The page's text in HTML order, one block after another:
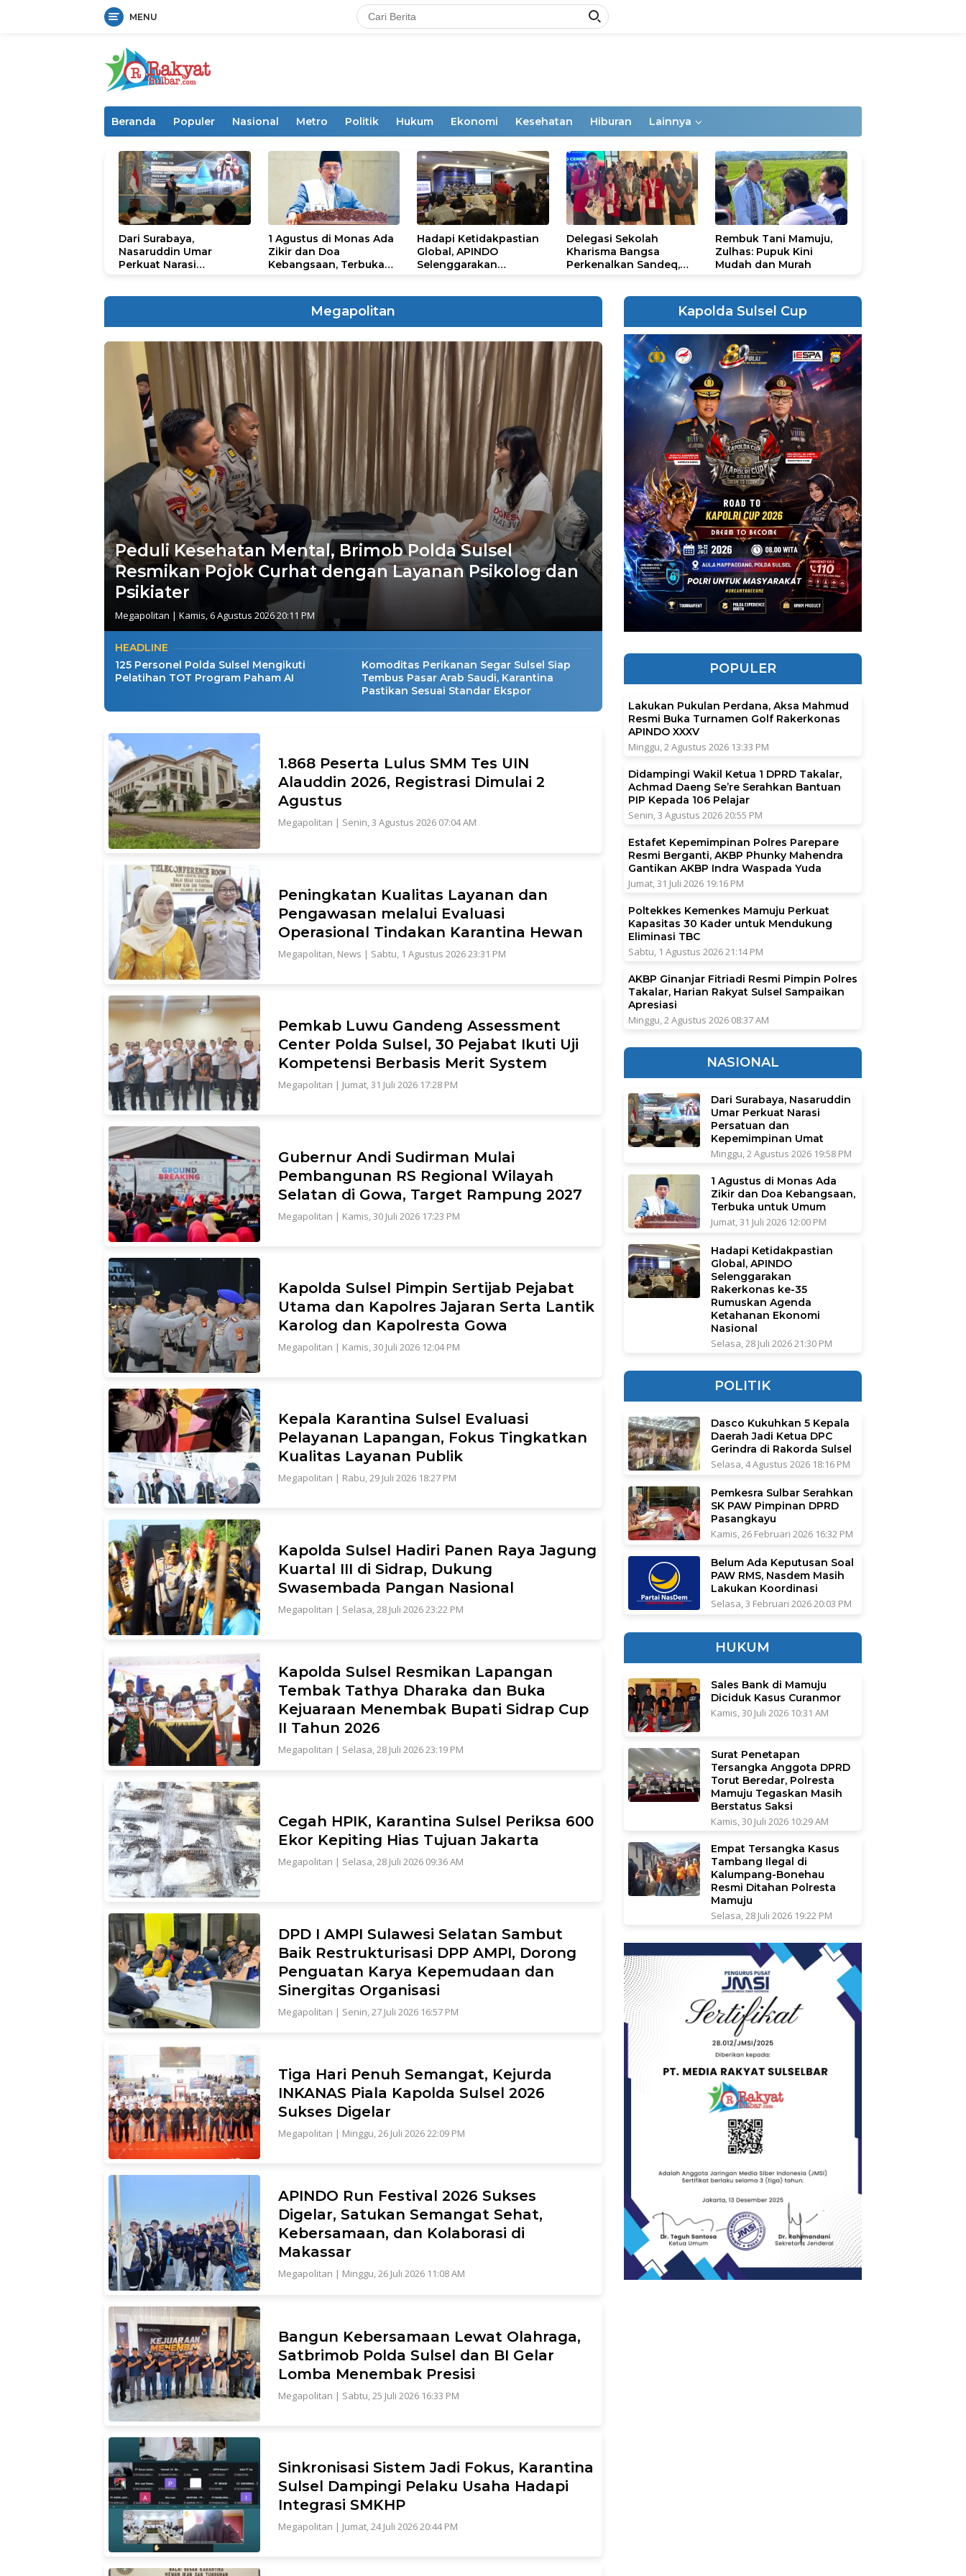
MENU
Beranda Populer Nasional Metro Politik Hukum Ekonomi Kesehatan Hiburan Lainnya
Dari Surabaya,
Nasaruddin Umar
Perkuat Narasi
1 Agustus di Monas Ada
Zikir dan Doa
Kebangsaan, Terbuka
Hadapi Ketidakpastian
Global, APINDO
Selenggarakan
Delegasi Sekolah
Kharisma Bangsa
Perkenalkan Sandeq,
STEAM Olympiad 2026
Rembuk Tani Mamuju,
Zulhas: Pupuk Kini
Mudah dan Murah
Megapolitan
Peduli Kesehatan Mental, Brimob Polda Sulsel
Resmikan Pojok Curhat dengan Layanan Psikolog dan
Psikiater
Megapolitan | Kamis, 6 Agustus 2026 20:11 PM
HEADLINE
125 Personel Polda Sulsel Mengikuti
Pelatihan TOT Program Paham AI
Komoditas Perikanan Segar Sulsel Siap
Tembus Pasar Arab Saudi, Karantina
Pastikan Sesuai Standar Ekspor
1.868 Peserta Lulus SMM Tes UIN
Alauddin 2026, Registrasi Dimulai 2
Agustus
Megapolitan | Senin, 3 Agustus 2026 07:04 AM
Peningkatan Kualitas Layanan dan
Pengawasan melalui Evaluasi
Operasional Tindakan Karantina Hewan
Megapolitan, News | Sabtu, 1 Agustus 2026 23:31 PM
Pemkab Luwu Gandeng Assessment
Center Polda Sulsel, 30 Pejabat Ikuti Uji
Kompetensi Berbasis Merit System
Megapolitan | Jumat, 31 Juli 2026 17:28 PM
Gubernur Andi Sudirman Mulai
Pembangunan RS Regional Wilayah
Selatan di Gowa, Target Rampung 2027
Megapolitan | Kamis, 30 Juli 2026 17:23 PM
Kapolda Sulsel Pimpin Sertijab Pejabat
Utama dan Kapolres Jajaran Serta Lantik
Karolog dan Kapolresta Gowa
Megapolitan | Kamis, 30 Juli 2026 12:04 PM
Kepala Karantina Sulsel Evaluasi
Pelayanan Lapangan, Fokus Tingkatkan
Kualitas Layanan Publik
Megapolitan | Rabu, 29 Juli 2026 18:27 PM
Kapolda Sulsel Hadiri Panen Raya Jagung
Kuartal III di Sidrap, Dukung
Swasembada Pangan Nasional
Megapolitan | Selasa, 28 Juli 2026 23:22 PM
Kapolda Sulsel Resmikan Lapangan
Tembak Tathya Dharaka dan Buka
Kejuaraan Menembak Bupati Sidrap Cup
II Tahun 2026
Megapolitan | Selasa, 28 Juli 2026 23:19 PM
Cegah HPIK, Karantina Sulsel Periksa 600
Ekor Kepiting Hias Tujuan Jakarta
Megapolitan | Selasa, 28 Juli 2026 09:36 AM
DPD I AMPI Sulawesi Selatan Sambut
Baik Restrukturisasi DPP AMPI, Dorong
Penguatan Karya Kepemudaan dan
Sinergitas Organisasi
Megapolitan | Senin, 27 Juli 2026 16:57 PM
Tiga Hari Penuh Semangat, Kejurda
INKANAS Piala Kapolda Sulsel 2026
Sukses Digelar
Megapolitan | Minggu, 26 Juli 2026 22:09 PM
APINDO Run Festival 2026 Sukses
Digelar, Satukan Semangat Sehat,
Kebersamaan, dan Kolaborasi di
Makassar
Megapolitan | Minggu, 26 Juli 2026 11:08 AM
Bangun Kebersamaan Lewat Olahraga,
Satbrimob Polda Sulsel dan BI Gelar
Lomba Menembak Presisi
Megapolitan | Sabtu, 25 Juli 2026 16:33 PM
Sinkronisasi Sistem Jadi Fokus, Karantina
Sulsel Dampingi Pelaku Usaha Hadapi
Integrasi SMKHP
Megapolitan | Jumat, 24 Juli 2026 20:44 PM
Kapolda Sulsel Cup
POPULER
Lakukan Pukulan Perdana, Aksa Mahmud
Resmi Buka Turnamen Golf Rakerkonas
APINDO XXXV
Minggu, 2 Agustus 2026 13:33 PM
Didampingi Wakil Ketua 1 DPRD Takalar,
Achmad Daeng Se’re Serahkan Bantuan
PIP Kepada 106 Pelajar
Senin, 3 Agustus 2026 20:55 PM
Estafet Kepemimpinan Polres Parepare
Resmi Berganti, AKBP Phunky Mahendra
Gantikan AKBP Indra Waspada Yuda
Jumat, 31 Juli 2026 19:16 PM
Poltekkes Kemenkes Mamuju Perkuat
Kapasitas 30 Kader untuk Mendukung
Eliminasi TBC
Sabtu, 1 Agustus 2026 21:14 PM
AKBP Ginanjar Fitriadi Resmi Pimpin Polres
Takalar, Harian Rakyat Sulsel Sampaikan
Apresiasi
Minggu, 2 Agustus 2026 08:37 AM
NASIONAL
Dari Surabaya, Nasaruddin
Umar Perkuat Narasi
Persatuan dan
Kepemimpinan Umat
Minggu, 2 Agustus 2026 19:58 PM
1 Agustus di Monas Ada
Zikir dan Doa Kebangsaan,
Terbuka untuk Umum
Jumat, 31 Juli 2026 12:00 PM
Hadapi Ketidakpastian
Global, APINDO
Selenggarakan
Rakerkonas ke-35
Rumuskan Agenda
Ketahanan Ekonomi
Nasional
Selasa, 28 Juli 2026 21:30 PM
POLITIK
Dasco Kukuhkan 5 Kepala
Daerah Jadi Ketua DPC
Gerindra di Rakorda Sulsel
Selasa, 4 Agustus 2026 18:16 PM
Pemkesra Sulbar Serahkan
SK PAW Pimpinan DPRD
Pasangkayu
Kamis, 26 Februari 2026 16:32 PM
Belum Ada Keputusan Soal
PAW RMS, Nasdem Masih
Lakukan Koordinasi
Selasa, 3 Februari 2026 20:03 PM
HUKUM
Sales Bank di Mamuju
Diciduk Kasus Curanmor
Kamis, 30 Juli 2026 10:31 AM
Surat Penetapan
Tersangka Anggota DPRD
Torut Beredar, Polresta
Mamuju Tegaskan Masih
Berstatus Saksi
Kamis, 30 Juli 2026 10:29 AM
Empat Tersangka Kasus
Tambang Ilegal di
Kalumpang-Bonehau
Resmi Ditahan Polresta
Mamuju
Selasa, 28 Juli 2026 19:22 PM